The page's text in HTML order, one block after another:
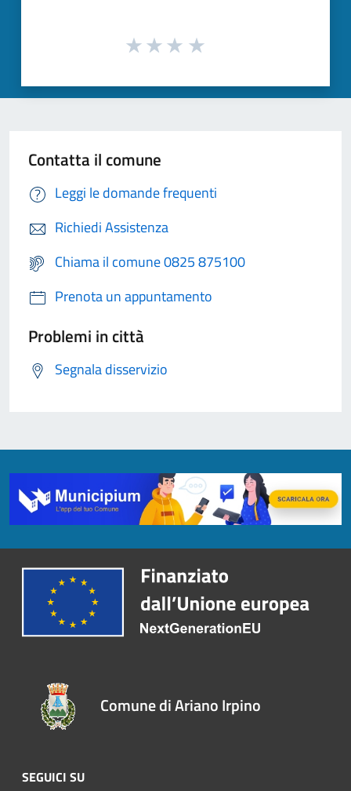
Contatta il comune
Leggi le domande frequenti
Richiedi Assistenza
Chiama il comune 0825 875100
Prenota un appuntamento
Problemi in città
Segnala disservizio
Comune di Ariano Irpino
SEGUICI SU